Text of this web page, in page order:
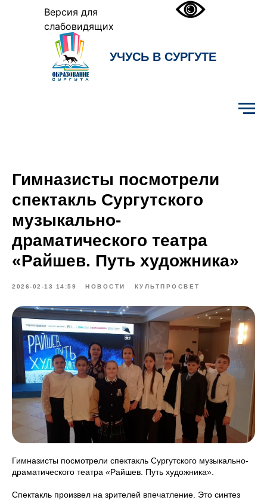
Версия для
слабовидящих
УЧУСЬ В СУРГУТЕ
Гимназисты посмотрели
спектакль Сургутского
музыкально-
драматического театра
«Райшев. Путь художника»
2026-02-13 14:59 НОВОСТИ КУЛЬТПРОСВЕТ
Гимназисты посмотрели спектакль Сургутского музыкально-
драматического театра «Райшев. Путь художника».
Спектакль произвел на зрителей впечатление. Это синтез